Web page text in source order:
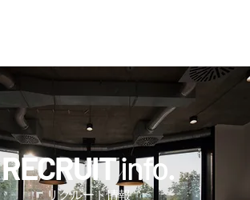
RECRUITinfo.
リクルート情報